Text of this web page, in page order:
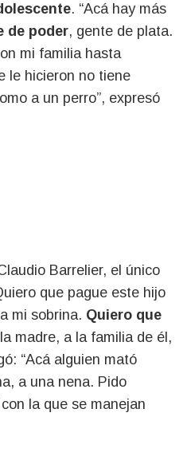
. “Acá hay más
de poder, gente de plata.
mi familia hasta
le hicieron no tiene
a un perro”, expresó
Barrelier, el único
que pague este hijo
mi sobrina. Quiero que
madre, a la familia de él,
“Acá alguien mató
a una nena. Pido
la que se manejan